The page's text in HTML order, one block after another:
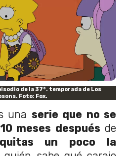
de la 37°. temporada de Los
Foto: Fox.
una serie que no se
meses después de
un poco la